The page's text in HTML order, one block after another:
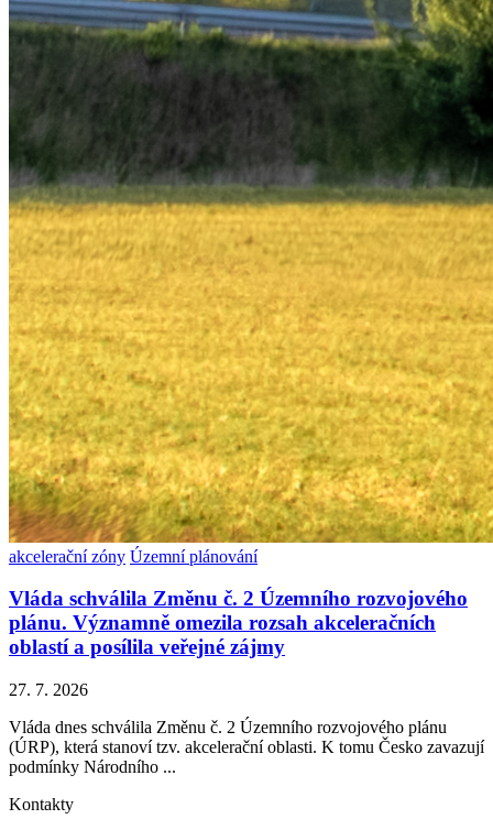
akcelerační zóny Územní plánování
Vláda schválila Změnu č. 2 Územního rozvojového
plánu. Významně omezila rozsah akceleračních
oblastí a posílila veřejné zájmy
27. 7. 2026
Vláda dnes schválila Změnu č. 2 Územního rozvojového plánu
(ÚRP), která stanoví tzv. akcelerační oblasti. K tomu Česko zavazují
podmínky Národního ...
Kontakty